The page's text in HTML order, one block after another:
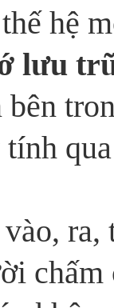
hệ
lưu
chấm